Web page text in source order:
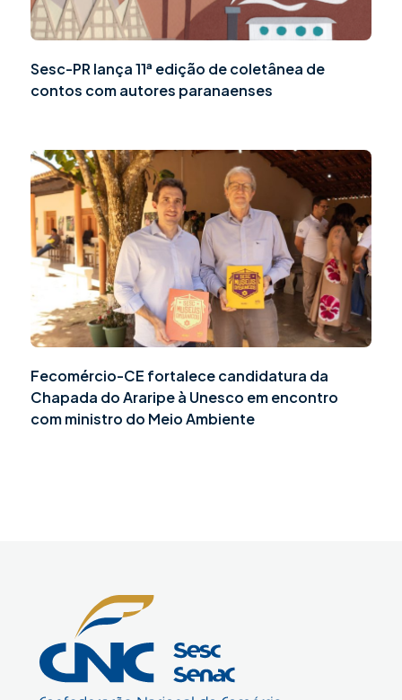
Sesc-PR lança 11ª edição de coletânea de
contos com autores paranaenses
Fecomércio-CE fortalece candidatura da
Chapada do Araripe à Unesco em encontro
com ministro do Meio Ambiente